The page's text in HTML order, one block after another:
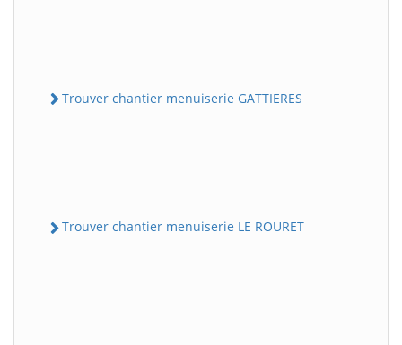
Trouver chantier menuiserie GATTIERES
Trouver chantier menuiserie LE ROURET